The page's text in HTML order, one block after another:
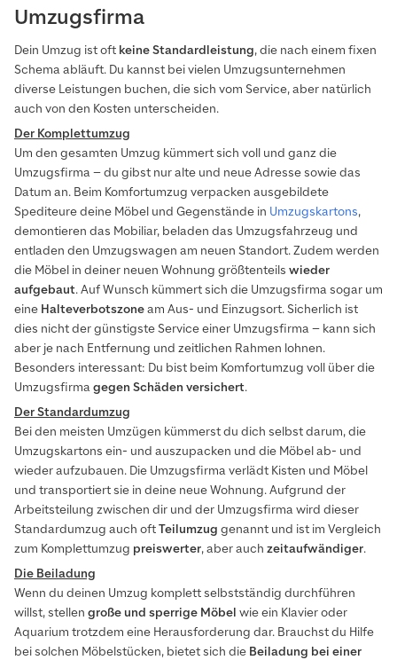
Umzugsfirma
Dein Umzug ist oft keine Standardleistung, die nach einem fixen
Schema abläuft. Du kannst bei vielen Umzugsunternehmen
diverse Leistungen buchen, die sich vom Service, aber natürlich
auch von den Kosten unterscheiden.
Der Komplettumzug
Um den gesamten Umzug kümmert sich voll und ganz die
Umzugsfirma – du gibst nur alte und neue Adresse sowie das
Datum an. Beim Komfortumzug verpacken ausgebildete
Spediteure deine Möbel und Gegenstände in Umzugskartons,
demontieren das Mobiliar, beladen das Umzugsfahrzeug und
entladen den Umzugswagen am neuen Standort. Zudem werden
die Möbel in deiner neuen Wohnung größtenteils wieder
aufgebaut. Auf Wunsch kümmert sich die Umzugsfirma sogar um
eine Halteverbotszoneam Aus- und Einzugsort. Sicherlich ist
dies nicht der günstigste Service einer Umzugsfirma – kann sich
aber je nach Entfernung und zeitlichen Rahmen lohnen.
Besonders interessant: Du bist beim Komfortumzug voll über die
Umzugsfirmagegen Schäden versichert.
Der Standardumzug
Bei den meisten Umzügen kümmerst du dich selbst darum, die
Umzugskartons ein- und auszupacken und die Möbel ab- und
wieder aufzubauen. Die Umzugsfirma verlädt Kisten und Möbel
und transportiert sie in deine neue Wohnung. Aufgrund der
Arbeitsteilung zwischen dir und der Umzugsfirma wird dieser
Standardumzug auch oftTeilumzug genannt und ist im Vergleich
zum Komplettumzug preiswerter, aber auch zeitaufwändiger.
Die Beiladung
Wenn du deinen Umzug komplett selbstständig durchführen
willst, stellen große und sperrige Möbel wie ein Klavier oder
Aquarium trotzdem eine Herausforderung dar. Brauchst du Hilfe
bei solchen Möbelstücken, bietet sich die Beiladung bei einer